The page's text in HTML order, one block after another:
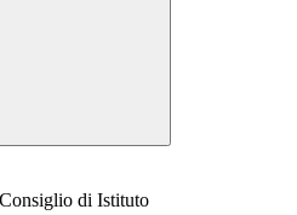
di Istituto